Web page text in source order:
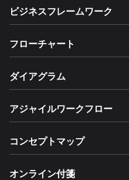
ビジネスフレームワーク
フローチャート
ダイアグラム
アジャイルワークフロー
コンセプトマップ
オンライン付箋